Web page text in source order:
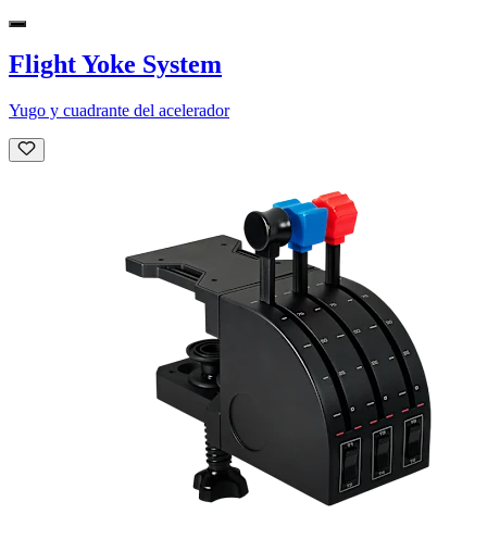
Flight Yoke System
Yugo y cuadrante del acelerador